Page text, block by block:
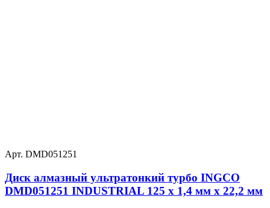
Арт. DMD051251
Диск алмазный ультратонкий турбо INGCO
DMD051251 INDUSTRIAL 125 х 1,4 мм x 22,2 мм